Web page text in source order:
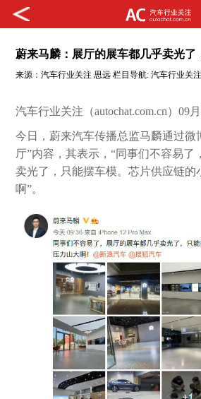
蔚来马麟：展厅的展车都几乎卖光了
来源：汽车行业关注 思远 栏目导航:汽车行业关注
汽车行业关注（autochat.com.cn）
今日，蔚来汽车传播总监马麟通过微
厅”内容，其表示，“同事们不容易了
卖光了，只能摆车模。芯片供应链的
啊”。